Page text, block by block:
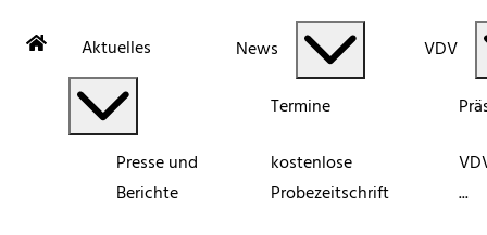
Aktuelles
Presse und
Berichte
News
Termine
kostenlose
Probezeitschrift
VDV
...